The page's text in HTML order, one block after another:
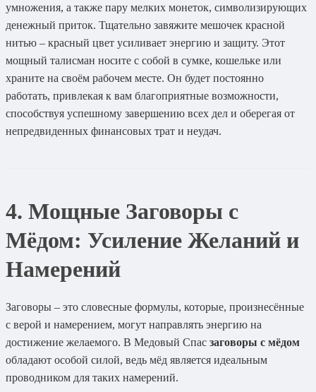
умножения, а также пару мелких монеток, символизирующих
денежный приток. Тщательно завяжите мешочек красной
нитью – красный цвет усиливает энергию и защиту. Этот
мощный талисман носите с собой в сумке, кошельке или
храните на своём рабочем месте. Он будет постоянно
работать, привлекая к вам благоприятные возможности,
способствуя успешному завершению всех дел и оберегая от
непредвиденных финансовых трат и неудач.
4. Мощные Заговоры с
Мёдом: Усиление Желаний и
Намерений
Заговоры – это словесные формулы, которые, произнесённые
с верой и намерением, могут направлять энергию на
достижение желаемого. В Медовый Спас заговоры с мёдом
обладают особой силой, ведь мёд является идеальным
проводником для таких намерений.